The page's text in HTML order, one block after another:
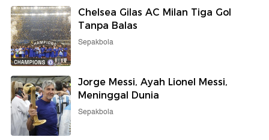
Chelsea Gilas AC Milan Tiga Gol
Tanpa Balas
Sepakbola
Jorge Messi, Ayah Lionel Messi,
Meninggal Dunia
Sepakbola